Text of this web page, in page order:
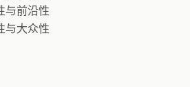
与前沿性
与大众性